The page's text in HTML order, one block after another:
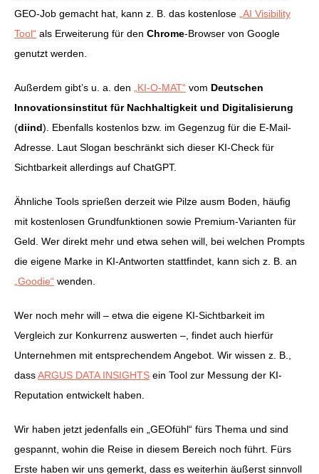
GEO-Job gemacht hat, kann z. B. das kostenlose „AI Visibility
Tool“ als Erweiterung für den Chrome-Browser von Google
genutzt werden.
Außerdem gibt’s u. a. den „KI-O-MAT“ vom Deutschen
Innovationsinstitut für Nachhaltigkeit und Digitalisierung
(diind). Ebenfalls kostenlos bzw. im Gegenzug für die E-Mail-
Adresse. Laut Slogan beschränkt sich dieser KI-Check für
Sichtbarkeit allerdings auf ChatGPT.
Ähnliche Tools sprießen derzeit wie Pilze ausm Boden, häufig
mit kostenlosen Grundfunktionen sowie Premium-Varianten für
Geld. Wer direkt mehr und etwa sehen will, bei welchen Prompts
die eigene Marke in KI-Antworten stattfindet, kann sich z. B. an
„Goodie“ wenden.
Wer noch mehr will – etwa die eigene KI-Sichtbarkeit im
Vergleich zur Konkurrenz auswerten –, findet auch hierfür
Unternehmen mit entsprechendem Angebot. Wir wissen z. B.,
dassARGUS DATA INSIGHTS ein Tool zur Messung der KI-
Reputation entwickelt haben.
Wir haben jetzt jedenfalls ein „GEOfühl“ fürs Thema und sind
gespannt, wohin die Reise in diesem Bereich noch führt. Fürs
Erste haben wir uns gemerkt, dass es weiterhin äußerst sinnvoll